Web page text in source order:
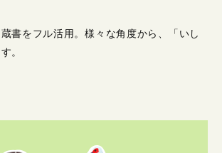
書をフル活用。様々な角度から、「いし
。